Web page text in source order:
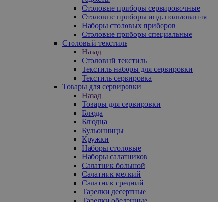
Столовые приборы сервировочные
Столовые приборы инд. пользования
Наборы столовых приборов
Столовые приборы специальные
Столовый текстиль
Назад
Столовый текстиль
Текстиль наборы для сервировки
Текстиль сервировка
Товары для сервировки
Назад
Товары для сервировки
Блюда
Блюдца
Бульонницы
Кружки
Наборы столовые
Наборы салатников
Салатник большой
Салатник мелкий
Салатник средний
Тарелки десертные
Тарелки обеденные